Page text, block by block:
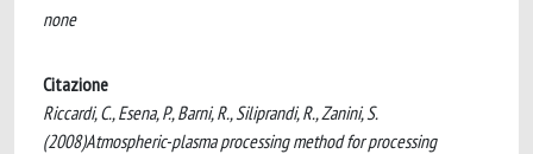
none
Citazione
Riccardi, C., Esena, P., Barni, R., Siliprandi, R., Zanini, S.
(2008)Atmospheric-plasma processing method for processing